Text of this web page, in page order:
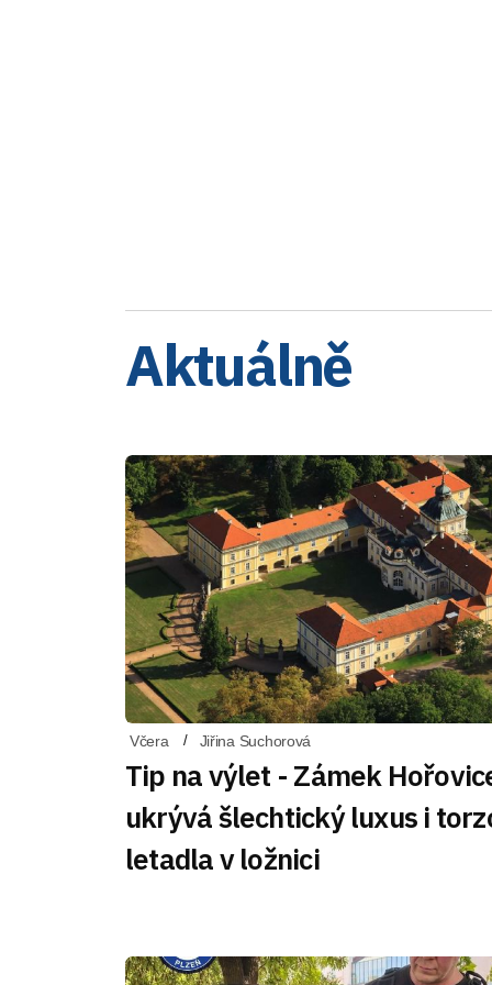
Aktuálně
Včera Jiřina Suchorová
Tip na výlet - Zámek
ukrývá šlechtický luxus i
letadla v ložnici